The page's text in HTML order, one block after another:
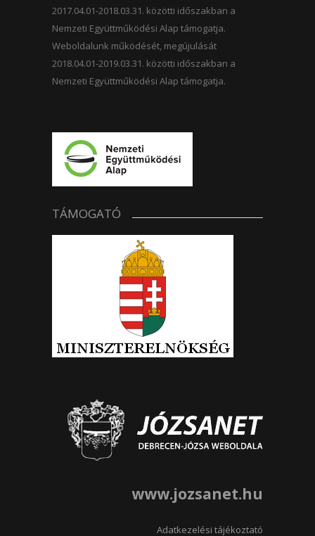
2017.04.01-2018.03.31. közötti időszakban a
Nemzeti Együttműködési Alap támogatja.
Weboldalunk működését, megújulását
2018.04.01-2019.03.31. közötti időszakban a
Nemzeti Együttműködési Alap támogatja.
TÁMOGATÓ
www.jozsanet.hu
Adatkezelési tájékoztató